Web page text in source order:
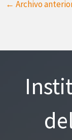
← Archivo